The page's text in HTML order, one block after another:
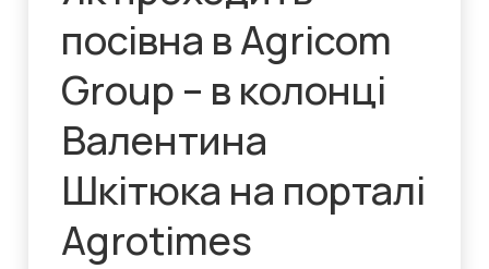
посівна в Agricom
Group – в колонці
Валентина
Шкітюка на порталі
Agrotimes